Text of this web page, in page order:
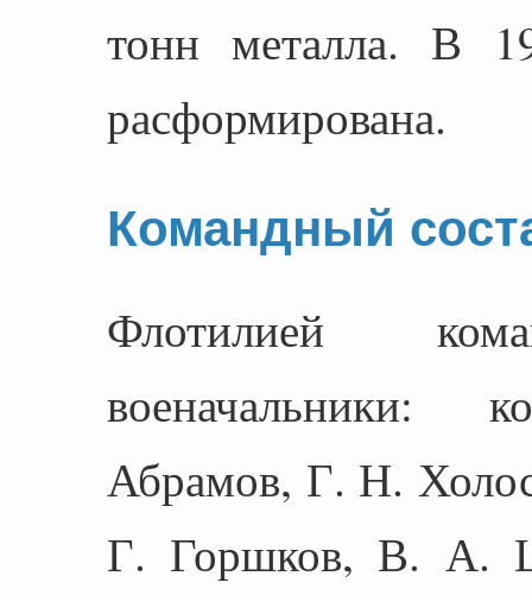
тонн металла. В
расформирована.
Командный
Флотилией
Абрамов, Г. Н.
Г. Горшков, В. А.